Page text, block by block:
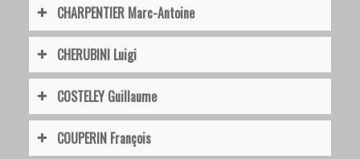
CHARPENTIER Marc-Antoine
CHERUBINI Luigi
COSTELEY Guillaume
COUPERIN François